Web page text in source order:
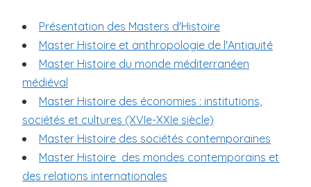
Présentation des Masters d'Histoire
Master Histoire et anthropologie de l'Antiquité
Master Histoire du monde méditerranéen
médiéval
Master Histoire des économies : institutions,
sociétés et cultures (XVIe-XXIe siècle)
Master Histoire des sociétés contemporaines
Master Histoire des mondes contemporains et
des relations internationales